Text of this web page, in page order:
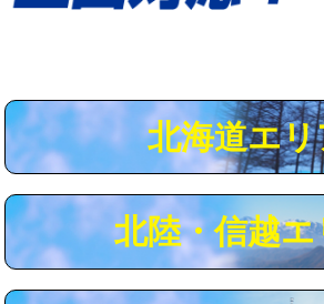
用（追加）/3ｍ超え)
給水管工事※（ライニング鋼管・銅
給水管工事※（ライニング鋼管・銅
管・ポリ管・HT管使用/3ｍ超え)
マス交換（土の掘削・埋め戻し作業）
北海道エ
北陸・信越